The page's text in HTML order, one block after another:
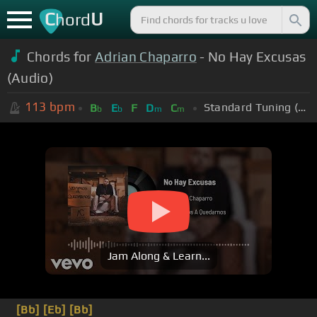
ChordU
Chords for Adrian Chaparro - No Hay Excusas
(Audio)
113 bpm Bb Eb F Dm Cm Standard Tuning (EADGBE)
Jam Along & Learn...
[Bb] [Eb] [Bb]